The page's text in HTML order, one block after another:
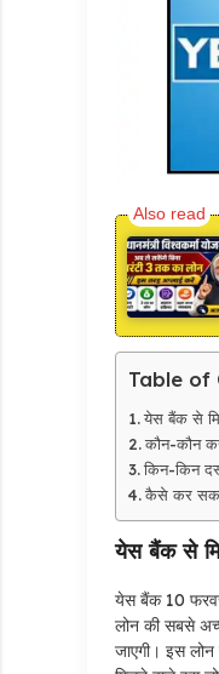
Table of
येस बैंक से
कौन-कौन
किन-किन
कैसे कर
येस बैंक से
येस बैंक 10
लोन की सबसे
जाएगी। इस